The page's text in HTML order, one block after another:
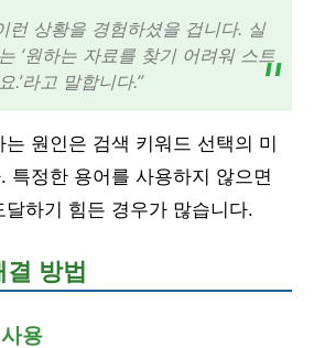
런 상황을 경험하셨을 겁니다. 실
‘원하는 자료를 찾기 어려워 스트
.’라고 말합니다.”
원인은 검색 키워드 선택의 미
특정한 용어를 사용하지 않으면
달하기 힘든 경우가 많습니다.
방법
용